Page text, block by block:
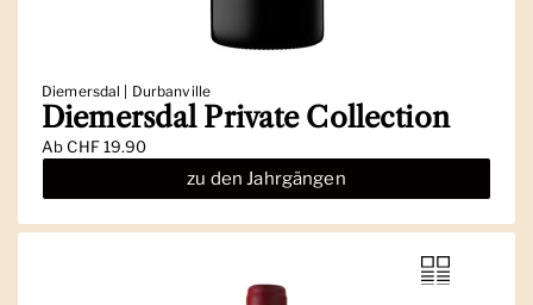
Diemersdal | Durbanville
Diemersdal Private Collection
AbCHF 19.90
zu den Jahrgängen